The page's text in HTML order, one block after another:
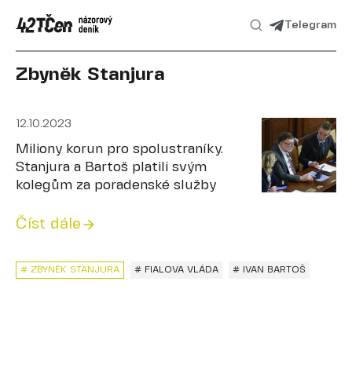
Telegram
Zbyněk Stanjura
12.10.2023
Miliony korun pro spolustraníky.
Stanjura a Bartoš platili svým
kolegům za poradenské služby
Číst dále
# FIALOVA VLÁDA # IVAN BARTOŠ
# ZBYNĚK STANJURA